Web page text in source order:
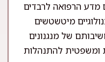
מדע הרפואה לרבדים
מיטשטשים
של מנגנונים
ומשפטית להתנהלות